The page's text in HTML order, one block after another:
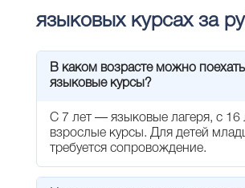
языковых курсах за
В каком возрасте можно
языковые курсы?
С 7 лет — языковые лагеря, с
взрослые курсы. Для детей
требуется сопровождение.